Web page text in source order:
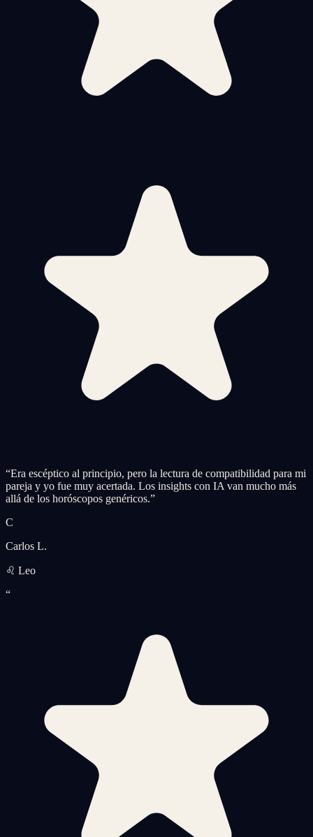
“Era escéptico al principio, pero la lectura de compatibilidad para mi
pareja y yo fue muy acertada. Los insights con IA van mucho más
allá de los horóscopos genéricos.”
C
Carlos L.
♌ Leo
“